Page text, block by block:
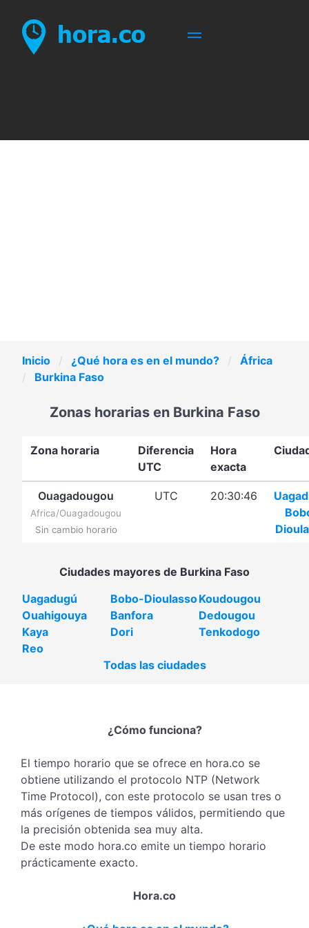
Inicio ¿Qué hora es en el mundo?
África
Burkina Faso
Zonas horarias en Burkina Faso
Zona horaria
Diferencia
UTC
Hora
exacta
Ouagadougou
Africa/Ouagadougou
Sin cambio horario
UTC 20:30:46
Ciudades mayores de Burkina Faso
Uagadugú
Bobo-DioulassoKoudougou
Ouahigouya
Banfora
Dedougou
Kaya
Dori
Tenkodogo
Reo
Todas las ciudades
¿Cómo funciona?
El tiempo horario que se ofrece en hora.co se
obtiene utilizando el protocolo NTP (Network
Time Protocol), con este protocolo se usan tres o
más orígenes de tiempos válidos, permitiendo que
la precisión obtenida sea muy alta.
De este modo hora.co emite un tiempo horario
prácticamente exacto.
Hora.co